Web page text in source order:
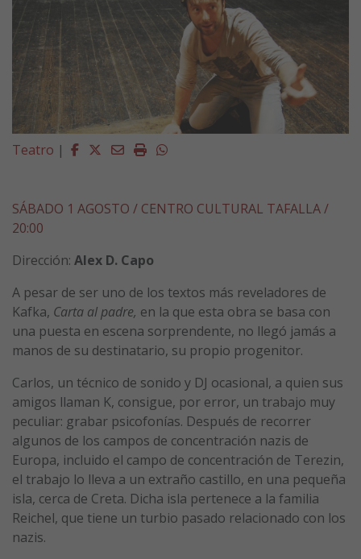
Teatro | Facebook
Twitter
EmailImprimirWhatsapp
SÁBADO 1 AGOSTO / CENTRO CULTURAL TAFALLA /
20:00
Dirección: Alex D. Capo
A pesar de ser uno de los textos más reveladores de
Kafka, Carta al padre, en la que esta obra se basa con
una puesta en escena sorprendente, no llegó jamás a
manos de su destinatario, su propio progenitor.
Carlos, un técnico de sonido y DJ ocasional, a quien sus
amigos llaman K, consigue, por error, un trabajo muy
peculiar: grabar psicofonías. Después de recorrer
algunos de los campos de concentración nazis de
Europa, incluido el campo de concentración de Terezin,
el trabajo lo lleva a un extraño castillo, en una pequeña
isla, cerca de Creta. Dicha isla pertenece a la familia
Reichel, que tiene un turbio pasado relacionado con los
nazis.